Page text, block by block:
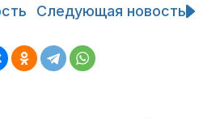
Следующая новость